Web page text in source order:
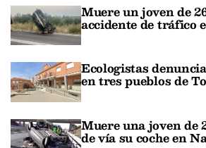
Muere un joven de
accidente de tráfico
Ecologistas
en tres pueblos de
Muere una joven de
de vía su coche en